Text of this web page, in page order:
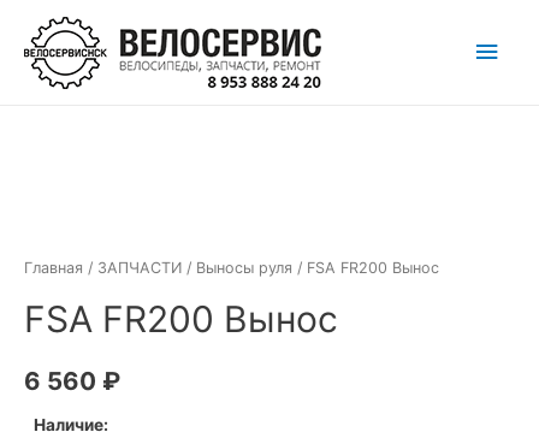
Перейти
содержимому
Главная / ЗАПЧАСТИ / Выносы руля / FSA FR200 Вынос
FSA FR200 Вынос
6 560 ₽
Наличие: